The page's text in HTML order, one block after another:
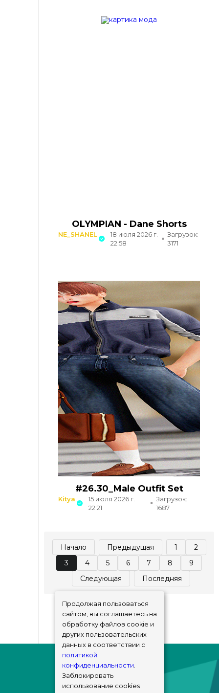
OLYMPIAN - Dane Shorts
NE_SHANEL
18 июля 2026 г.
22:58
Загрузок:
3171
#26.30_Male Outfit Set
Kitya
15 июля 2026 г.
22:21
Загрузок:
1687
Начало Предыдущая 1
2
3
4 5 6 7 8
9
Следующая
Последняя
Продолжая пользоваться
сайтом, вы соглашаетесь на
обработку файлов cookie и
других пользовательских
данных в соответствии с
политикой
конфиденциальности.
Заблокировать
использование cookies